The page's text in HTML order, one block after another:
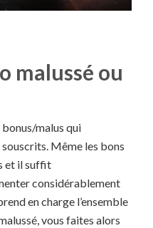
malussé ou
bonus/malus qui
Même les bons
et il suffit
considérablement
en charge l’ensemble
vous faites alors